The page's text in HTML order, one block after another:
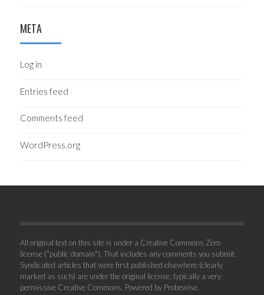
META
Log in
Entries feed
Comments feed
WordPress.org
All original text on this site is under a Creative Commons Zero
license ("public domain"). That includes any comments you submit.
Syndicated articles that were first published elsewhere (clearly
marked as such) are under the original license, typically a very
permissive Creative Commons. Powered by Probewise